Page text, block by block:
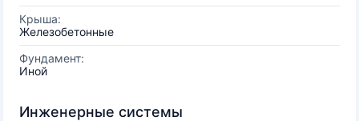
Крыша:
Железобетонные
Фундамент:
Иной
Инженерные системы